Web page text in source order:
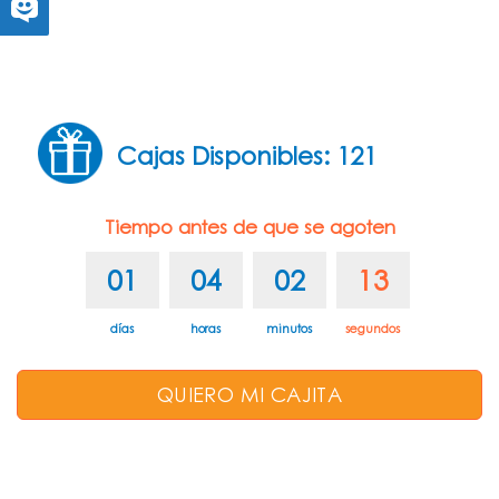
Cajas Disponibles: 121
Tiempo antes de que se agoten
01 04 02 13
días horas minutos segundos
QUIERO MI CAJITA